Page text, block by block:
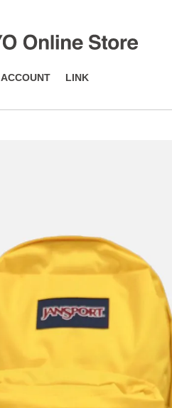
ACCOUNT LINK